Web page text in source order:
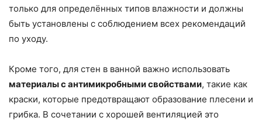
только для определённых типов влажности и должны
быть установлены с соблюдением всех рекомендаций
по уходу.
Кроме того, для стен в ванной важно использовать
материалы с антимикробными свойствами, такие как
краски, которые предотвращают образование плесени и
грибка. В сочетании с хорошей вентиляцией это